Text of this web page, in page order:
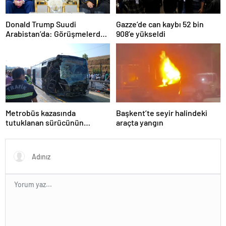
Donald Trump Suudi
Arabistan’da: Görüşmelerde
Gazze’de can kaybı 52 bin
908’e yükseldi
Metrobüs kazasında
tutuklanan sürücünün
Başkent’te seyir halindeki
araçta yangın